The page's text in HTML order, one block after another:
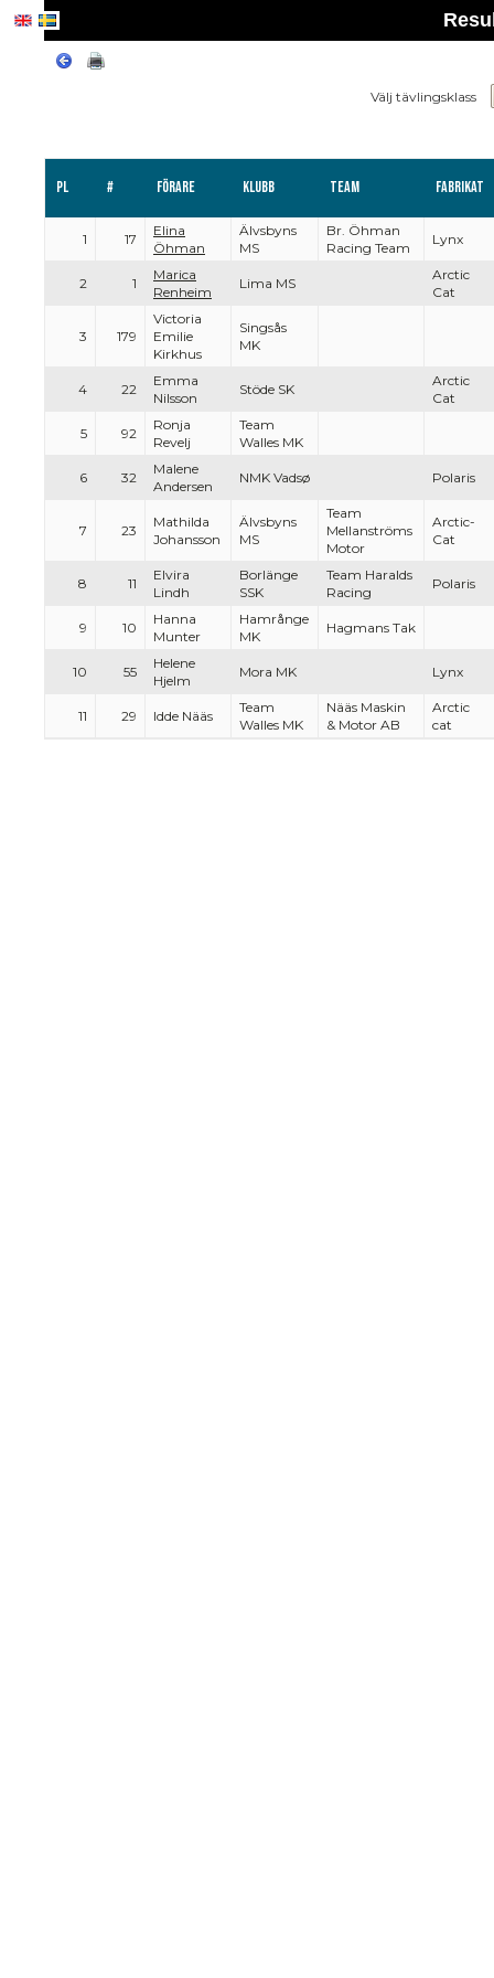
Välj tävlingsklass
Pl # Förare Klubb Team Fabrikat
1 17
Elina
Öhman
Älvsbyns
MS
Br. Öhman
Racing Team
Lynx
2 1
Marica
Renheim
Lima MS
Arctic
Cat
3 179
Victoria
Emilie
Kirkhus
Singsås
MK
4 22
Emma
Nilsson
Stöde SK
Arctic
Cat
5 92
Ronja
Revelj
Team
Walles MK
6 32
Malene
Andersen
NMK Vadsø Polaris
7 23
Mathilda
Johansson
Älvsbyns
MS
Team
Mellanströms
Motor
Arctic-
Cat
8 11
Elvira
Lindh
Borlänge
SSK
Team Haralds
Racing
Polaris
9 10
Hanna
Munter
Hamrånge
MK
Hagmans Tak
10 55
Helene
Hjelm
Mora MK Lynx
11 29 Idde Nääs
Team
Walles MK
Nääs Maskin
& Motor AB
Arctic
cat